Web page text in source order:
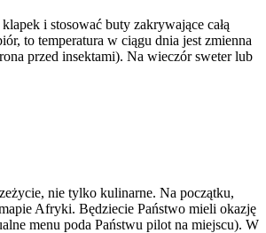
i stosować buty zakrywające całą
to temperatura w ciągu dnia jest zmienna
przed insektami). Na wieczór sweter lub
nie tylko kulinarne. Na początku,
Afryki. Będziecie Państwo mieli okazję
menu poda Państwu pilot na miejscu). W